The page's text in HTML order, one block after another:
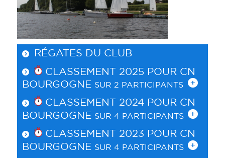
RÉGATES DU CLUB
CLASSEMENT 2025 POUR CN
BOURGOGNE SUR 2 PARTICIPANTS
CLASSEMENT 2024 POUR CN
BOURGOGNE SUR 4 PARTICIPANTS
CLASSEMENT 2023 POUR CN
BOURGOGNE SUR 4 PARTICIPANTS